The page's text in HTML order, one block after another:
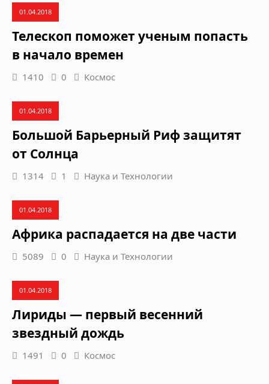
01.04.2018
Телескоп поможет ученым попасть
в начало времен
1410 0 Космос
01.04.2018
Большой Барьерный Риф защитят
от Солнца
1314 1 Наука и Технологии
01.04.2018
Африка распадается на две части
5089 0 Наука и Технологии
01.04.2018
Лириды — первый весенний
звездный дождь
1491 0 Космос